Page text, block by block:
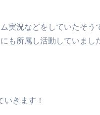
実況などをしていたそう
所属し活動していまし
きます！